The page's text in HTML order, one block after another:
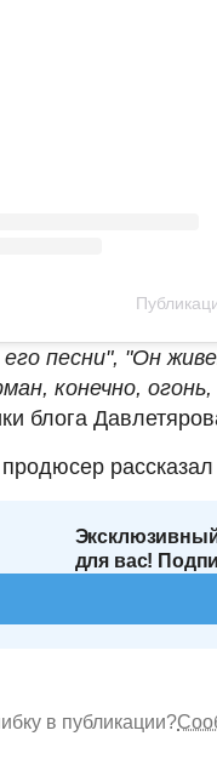
песни", "Он
конечно,
блога
рассказал
для вас!
в публикации?